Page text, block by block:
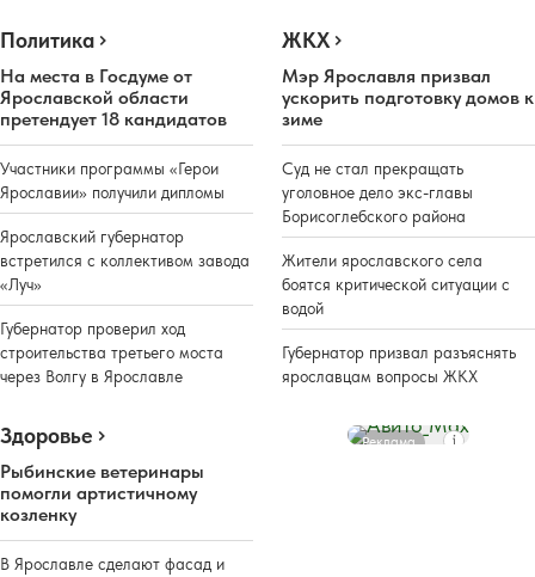
Политика
На места в Госдуме от
Ярославской области
претендует 18 кандидатов
Участники программы «Герои
Ярославии» получили дипломы
Ярославский губернатор
встретился с коллективом завода
«Луч»
Губернатор проверил ход
строительства третьего моста
через Волгу в Ярославле
ЖКХ
Мэр Ярославля призвал
ускорить подготовку домов к
зиме
Суд не стал прекращать
уголовное дело экс-главы
Борисоглебского района
Жители ярославского села
боятся критической ситуации с
водой
Губернатор призвал разъяснять
ярославцам вопросы ЖКХ
Здоровье
Рыбинские ветеринары
помогли артистичному
козленку
В Ярославле сделают фасад и
Реклама